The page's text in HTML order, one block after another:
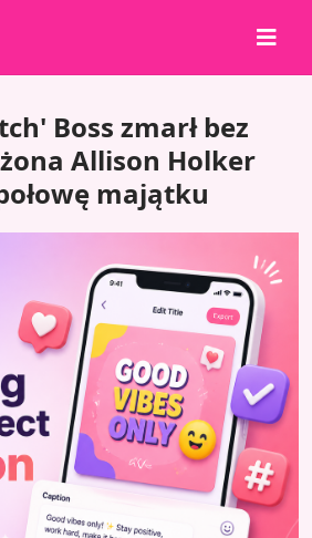
Boss zmarł bez
Allison Holker
majątku